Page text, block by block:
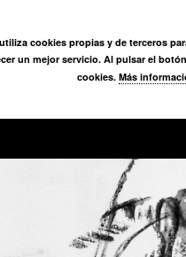
Fundación
cookies propias y de terceros
un mejor servicio. Al pulsar el
cookies. Más